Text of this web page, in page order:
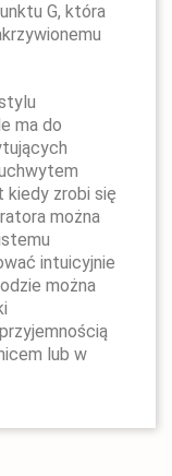
G, która
ma do
kiedy zrobi się
można
intuicyjnie
można
lub w